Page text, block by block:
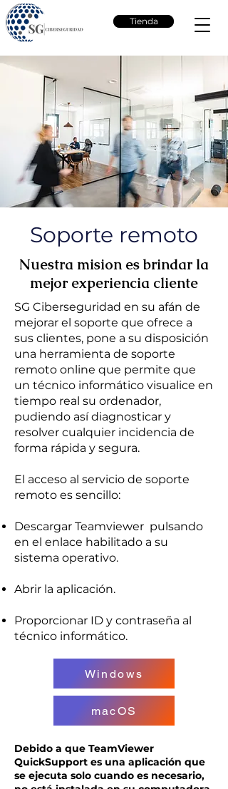
Tienda
Soporte remoto
Nuestra mision es brindar la
mejor experiencia cliente
SG Ciberseguridad en su afán de
mejorar el soporte que ofrece a
sus clientes, pone a su disposición
una herramienta de soporte
remoto online que permite que
un técnico informático visualice en
tiempo real su ordenador,
pudiendo así diagnosticar y
resolver cualquier incidencia de
forma rápida y segura.
El acceso al servicio de soporte
remoto es sencillo:
Descargar Teamviewer pulsando
en el enlace habilitado a su
sistema operativo.
Abrir la aplicación.
Proporcionar ID y contraseña al
técnico informático.
Windows
macOS
Debido a que TeamViewer
QuickSupport es una aplicación que
se ejecuta solo cuando es necesario,